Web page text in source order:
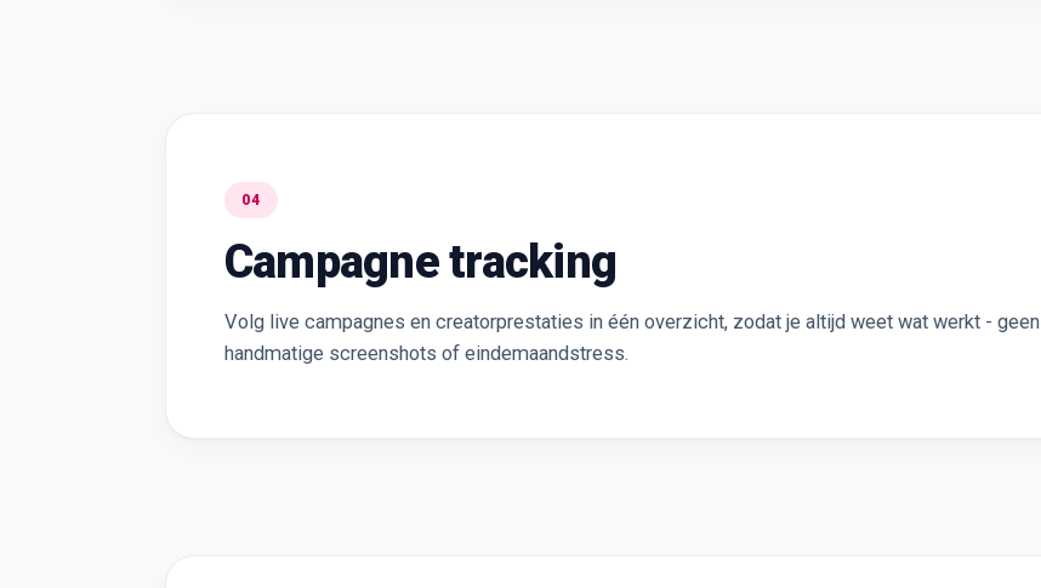
04
Campagne tracking
Volg live campagnes en creatorprestaties in één overzicht, zodat je altijd weet wat werkt - geen
handmatige screenshots of eindemaandstress.